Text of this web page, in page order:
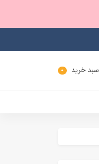
سبد خرید 0